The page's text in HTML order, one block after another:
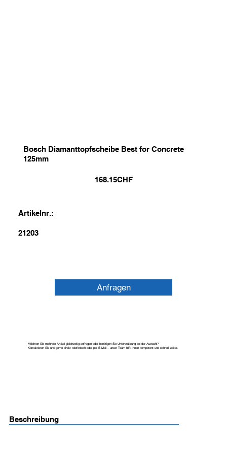
Bosch Diamanttopfscheibe Best for Concrete
125mm
168.15CHF
Artikelnr.:
21203
Anfragen
Möchten Sie mehrere Artikel gleichzeitig anfragen oder benötigen Sie Unterstützung bei der Auswahl?
Kontaktieren Sie uns gerne direkt telefonisch oder per E-Mail – unser Team hilft Ihnen kompetent und schnell weiter.
Beschreibung